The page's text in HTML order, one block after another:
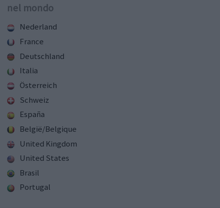
nel mondo
Nederland
France
Deutschland
Italia
Österreich
Schweiz
España
België/Belgique
United Kingdom
United States
Brasil
Portugal